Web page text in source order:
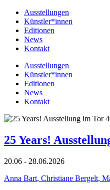
Ausstellungen
Künstler*innen
Editionen
News
Kontakt
Ausstellungen
Künstler*innen
Editionen
News
Kontakt
25 Years!
20.06 - 28.06.2026
Anna Bart, Christiane Bergelt,